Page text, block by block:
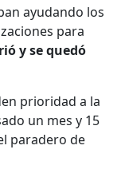
ayudando los
para
y se quedó
prioridad a la
un mes y 15
paradero de